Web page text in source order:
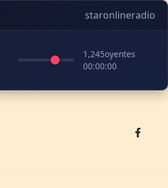
staronlineradio
1,245oyentes
00:00:00